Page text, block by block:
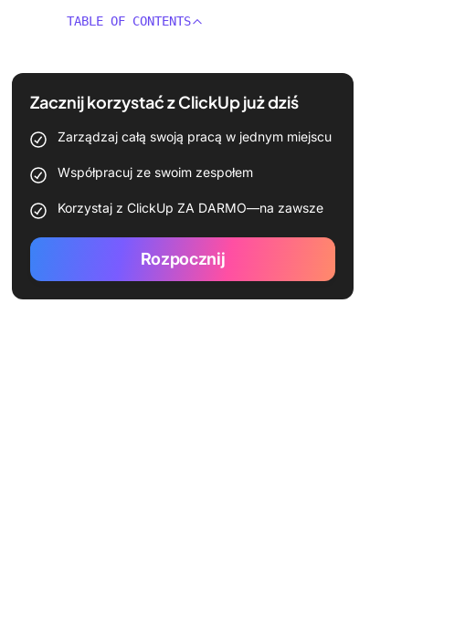
TABLE OF CONTENTS
Zacznij korzystać z ClickUp już dziś
Zarządzaj całą swoją pracą w jednym miejscu
Współpracuj ze swoim zespołem
Korzystaj z ClickUp ZA DARMO—na zawsze
Rozpocznij